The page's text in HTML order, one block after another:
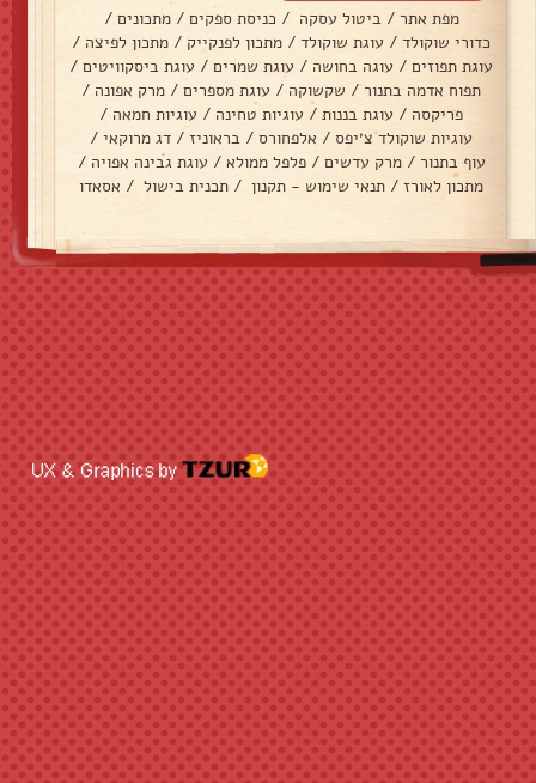
מפת אתר / ביטול עסקה / כניסת ספקים / מתכונים /
כדורי שוקולד / עוגת שוקולד / מתכון לפנקייק / מתכון לפיצה /
עוגת תפוזים / עוגה בחושה / עוגת שמרים / עוגת ביסקוויטים /
תפוח אדמה בתנור/ שקשוקה / עוגת מספרים / מרק אפונה /
פריקסה / עוגת בננות / עוגיות טחינה / עוגיות חמאה /
עוגיות שוקולד צ׳יפס / אלפחורס / בראוניז / דג מרוקאי /
עוף בתנור / מרק עדשים / פלפל ממולא / עוגת גבינה אפויה /
מתכון לאורז / תנאי שימוש - תקנון / תכנית בישול / אסאדו